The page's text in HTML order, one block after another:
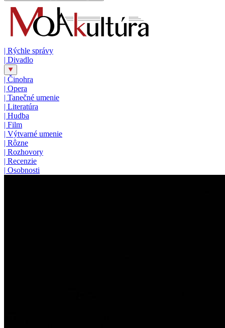
| Rýchle správy
| Divadlo
| Činohra
| Opera
| Tanečné umenie
| Literatúra
| Hudba
| Film
| Výtvarné umenie
| Rôzne
| Rozhovory
| Recenzie
| Osobnosti